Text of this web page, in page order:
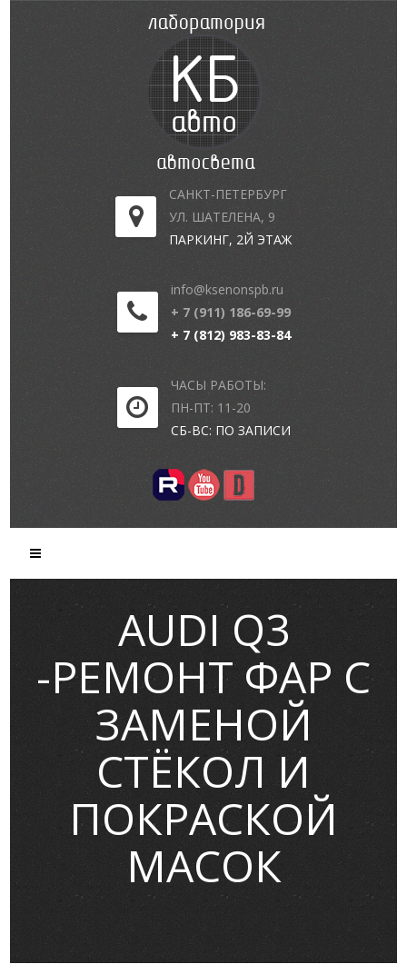
САНКТ-ПЕТЕРБУРГ
УЛ. ШАТЕЛЕНА, 9
ПАРКИНГ, 2Й ЭТАЖ
info@ksenonspb.ru
+ 7 (911) 186-69-99
+ 7 (812) 983-83-84
ЧАСЫ РАБОТЫ:
ПН-ПТ: 11-20
СБ-ВС: ПО ЗАПИСИ
AUDI Q3
-РЕМОНТ ФАР С
ЗАМЕНОЙ
СТЁКОЛ И
ПОКРАСКОЙ
МАСОК